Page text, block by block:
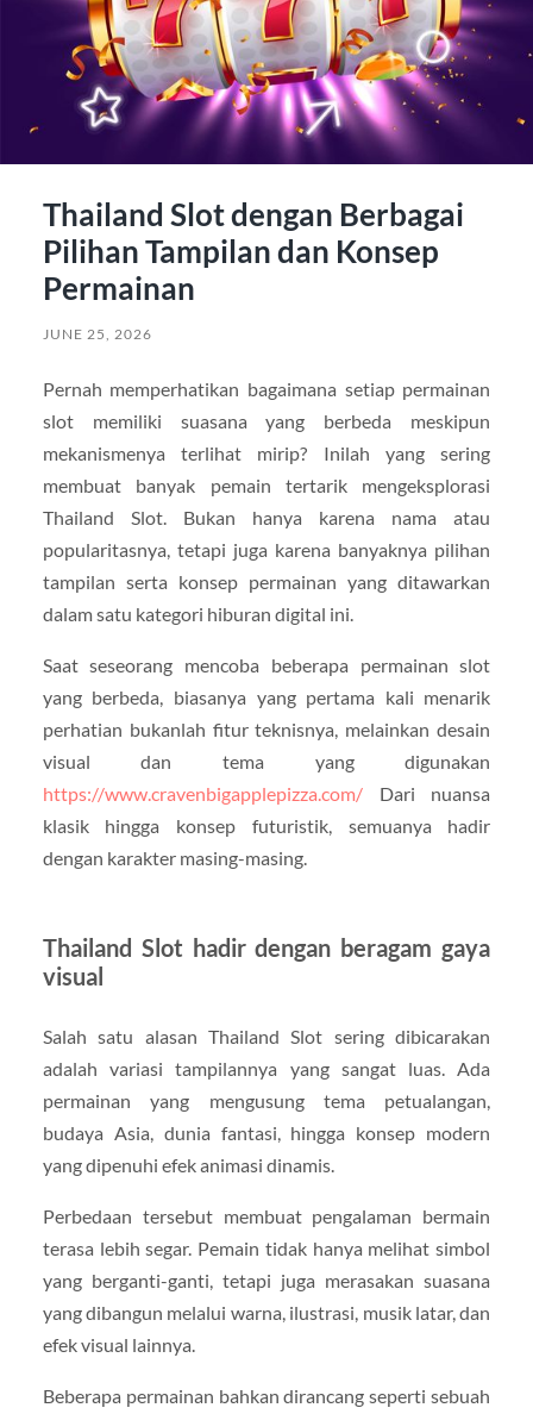
Thailand Slot dengan Berbagai
Pilihan Tampilan dan Konsep
Permainan
JUNE 25, 2026
Pernah memperhatikan bagaimana setiap permainan
slot memiliki suasana yang berbeda meskipun
mekanismenya terlihat mirip? Inilah yang sering
membuat banyak pemain tertarik mengeksplorasi
Thailand Slot. Bukan hanya karena nama atau
popularitasnya, tetapi juga karena banyaknya pilihan
tampilan serta konsep permainan yang ditawarkan
dalam satu kategori hiburan digital ini.
Saat seseorang mencoba beberapa permainan slot
yang berbeda, biasanya yang pertama kali menarik
perhatian bukanlah fitur teknisnya, melainkan desain
visual dan tema yang digunakan
https://www.cravenbigapplepizza.com/Dari nuansa
klasik hingga konsep futuristik, semuanya hadir
dengan karakter masing-masing.
Thailand Slot hadir dengan beragam gaya
visual
Salah satu alasan Thailand Slot sering dibicarakan
adalah variasi tampilannya yang sangat luas. Ada
permainan yang mengusung tema petualangan,
budaya Asia, dunia fantasi, hingga konsep modern
yang dipenuhi efek animasi dinamis.
Perbedaan tersebut membuat pengalaman bermain
terasa lebih segar. Pemain tidak hanya melihat simbol
yang berganti-ganti, tetapi juga merasakan suasana
yang dibangun melalui warna, ilustrasi, musik latar, dan
efek visual lainnya.
Beberapa permainan bahkan dirancang seperti sebuah